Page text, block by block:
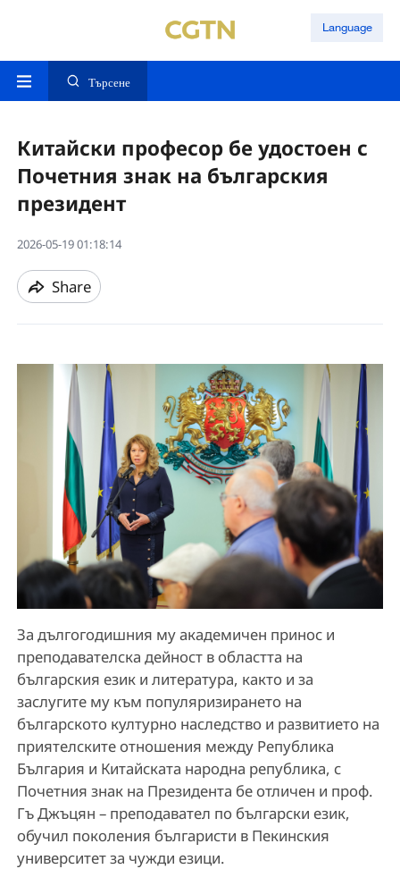
Language
Търсене
Китайски професор бе удостоен с
Почетния знак на българския
президент
2026-05-19 01:18:14
Share
За дългогодишния му академичен принос и
преподавателска дейност в областта на
българския език и литература, както и за
заслугите му към популяризирането на
българското културно наследство и развитието на
приятелските отношения между Република
България и Китайската народна република, с
Почетния знак на Президента бе отличен и проф.
Гъ Джъцян – преподавател по български език,
обучил поколения българисти в Пекинския
университет за чужди езици.